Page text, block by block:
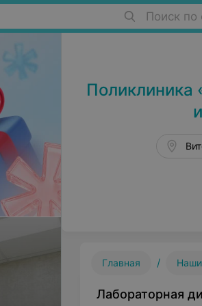
Поиск по
Поликлиники в
Поликлиника
Главная / Наши
Лабораторная